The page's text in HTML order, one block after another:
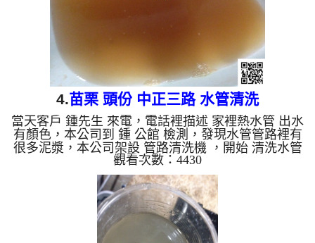
4.苗栗 頭份 中正三路 水管清洗
當天客戶 鍾先生 來電，電話裡描述 家裡熱水管 出水
有顏色，本公司到 鍾 公館 檢測，發現水管管路裡有
很多泥漿，本公司架設 管路清洗機 ，開始 清洗水管
，黃水從水龍頭流出，如下圖及影片，客戶 鍾先生
看到自家用水怎麼這麼不安全， 水管清洗 約兩個小
時後，出水不會再有顏色了，因管壁已經清洗乾淨，
鍾先生 能安心用水了。 清洗水管, 水管清洗, 洗水管,
熱水管堵塞, 熱水忽冷忽熱 ...
觀看次數：4430